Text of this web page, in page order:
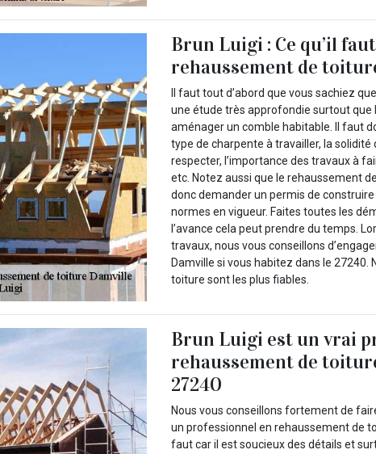
Brun Luigi : Ce qu’il
rehaussement de
Il faut tout d’abord que vous sachiez
une étude très approfondie surtout que
aménager un comble habitable. Il faut
type de charpente à travailler, la solidité
respecter, l’importance des travaux à
etc. Notez aussi que le rehaussement
donc demander un permis de
normes en vigueur. Faites toutes les
l’avance cela peut prendre du temps.
travaux, nous vous conseillons
Damville si vous habitez dans le 27240.
toiture sont les plus fiables.
Brun Luigi est un vrai
rehaussement de
27240
Nous vous conseillons fortement de
un professionnel en rehaussement de
faut car il est soucieux des détails et